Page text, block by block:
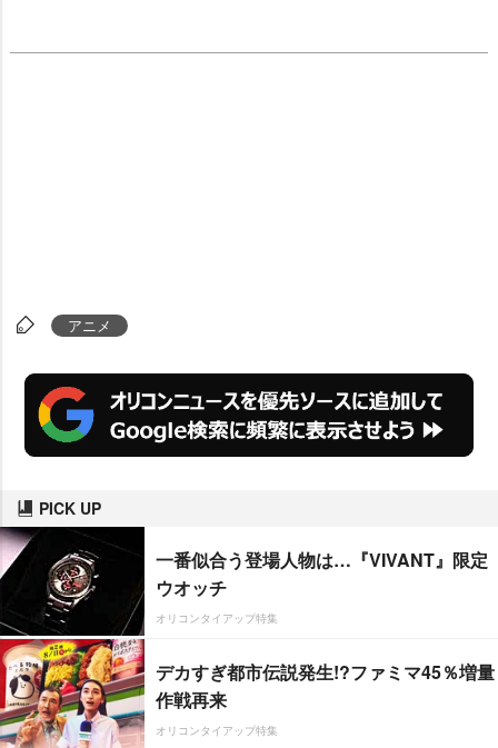
アニメ
PICK UP
一番似合う登場人物は…『VIVANT』限定
ウオッチ
オリコンタイアップ特集
デカすぎ都市伝説発生!?ファミマ45％増量
作戦再来
オリコンタイアップ特集